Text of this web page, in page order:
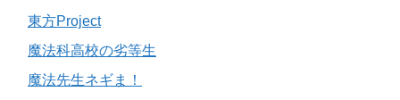
東方Project
魔法科高校の劣等生
魔法先生ネギま！